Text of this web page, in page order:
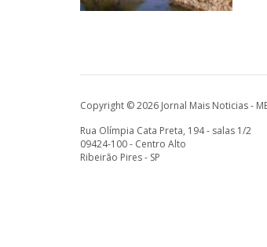
Copyright © 2026 Jornal Mais Noticias -
Rua Olímpia Cata Preta, 194 - salas 1/2
09424-100 - Centro Alto
Ribeirão Pires - SP